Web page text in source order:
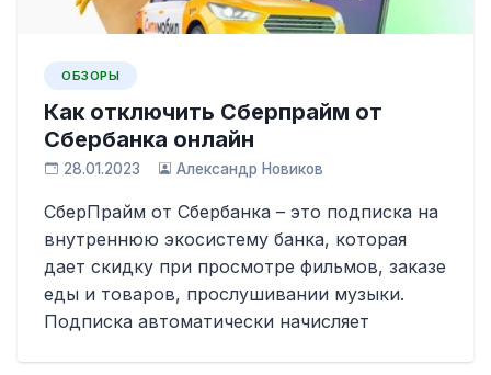
ОБЗОРЫ
Как отключить Сберпрайм от
Сбербанка онлайн
28.01.2023 Александр Новиков
СберПрайм от Сбербанка – это подписка на
внутреннюю экосистему банка, которая
дает скидку при просмотре фильмов, заказе
еды и товаров, прослушивании музыки.
Подписка автоматически начисляет